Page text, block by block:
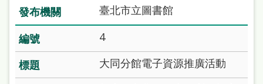
北
通
陳
情
臺北市立圖書館
4
大同分館電子資源推廣活動